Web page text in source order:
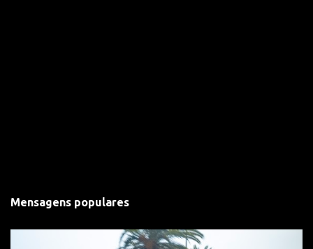
Mensagens populares